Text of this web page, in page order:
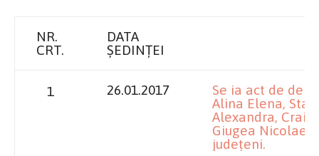
NR.
CRT.
DATA
ȘEDINȚEI
1 26.01.2017
Se ia act de
Alina Elena,
Alexandra,
Giugea Nicolae
judeţeni.